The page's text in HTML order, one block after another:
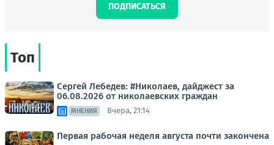
ПОДПИСАТЬСЯ
Топ
Сергей Лебедев: #Николаев, дайджест за
06.08.2026 от николаевских граждан
МНЕНИЯ Вчера, 21:14
Первая рабочая неделя августа почти закончена